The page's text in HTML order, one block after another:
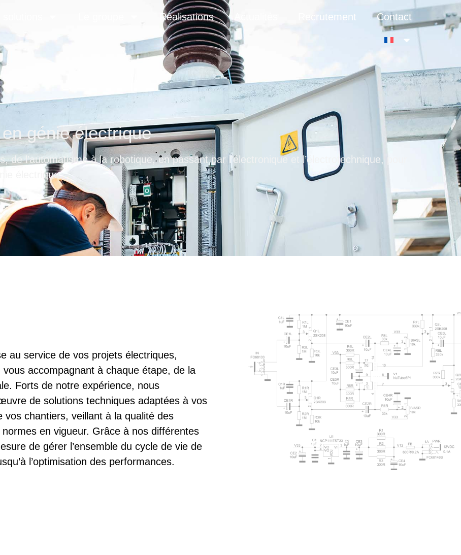
Réalisations Recrutement Contact
génie électrique
de l’automatisme à la robotique, en passant par l’é lectronique et l’électrotechnique, pour
électrique.
au service de vos projets électriques,
vous accompagnant à chaque étape, de la
Forts de notre expérience, nous
de solutions techniques adaptées à vos
vos chantiers, veillant à la qualité des
en vigueur. Grâce à nos différentes
de gérer l’ensemble du cycle de vie de
l’optimisation des performances.